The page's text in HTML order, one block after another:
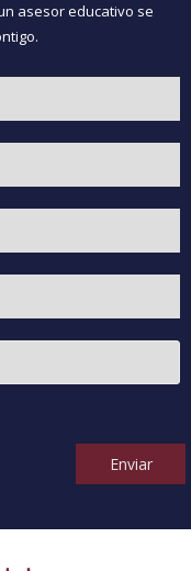
asesor educativo se
Enviar